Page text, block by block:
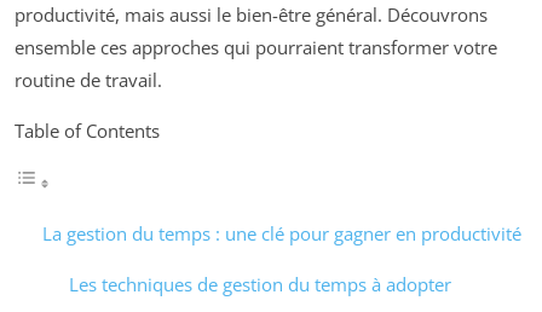
productivité, mais aussi le bien-être général. Découvrons
ensemble ces approches qui pourraient transformer votre
routine de travail.
Table of Contents
La gestion du temps : une clé pour gagner en productivité
Les techniques de gestion du temps à adopter